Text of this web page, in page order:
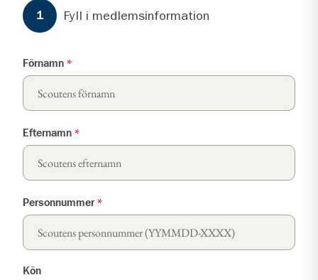
Formuläret har steg.
1 Steg1
Fyll i medlemsinformation
Förnamn *
Efternamn *
Personnummer *
Kön